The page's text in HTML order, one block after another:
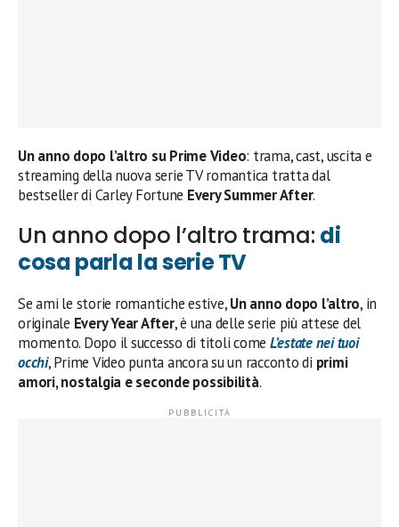
Un anno dopo l’altro su Prime Video: trama, cast, uscita e
streaming della nuova serie TV romantica tratta dal
bestseller di Carley Fortune Every Summer After.
Un anno dopo l’altro trama: di
cosa parla la serie TV
Se ami le storie romantiche estive,Un anno dopo l’altro, in
originale Every Year After, è una delle serie più attese del
momento. Dopo il successo di titoli come L’estate nei tuoi
occhi, Prime Video punta ancora su un racconto di primi
amori, nostalgia e seconde possibilità.